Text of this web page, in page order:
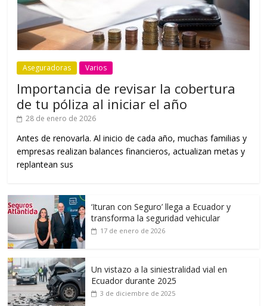
Aseguradoras Varios
Importancia de revisar la cobertura
de tu póliza al iniciar el año
28 de enero de 2026
Antes de renovarla. Al inicio de cada año, muchas familias y
empresas realizan balances financieros, actualizan metas y
replantean sus
‘Ituran con Seguro’ llega a Ecuador y
transforma la seguridad vehicular
17 de enero de 2026
Un vistazo a la siniestralidad vial en
Ecuador durante 2025
3 de diciembre de 2025